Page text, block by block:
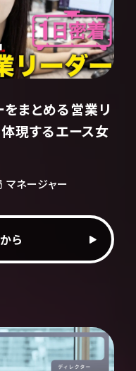
をまとめる営業リ
現するエース女
ネージャー
ら